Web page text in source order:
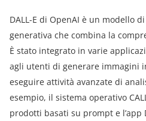
DALL-E di OpenAI è un modello
generativa che combina la
È stato integrato in varie
agli utenti di generare immagini
eseguire attività avanzate di
esempio, il sistema operativo
prodotti basati su prompt e l’app